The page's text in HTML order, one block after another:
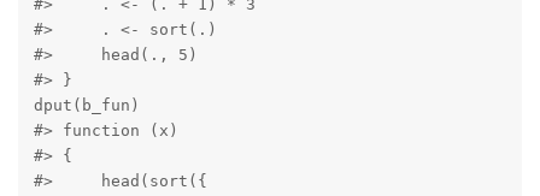
#>     . <- (. + 1) * 3
#>     . <- sort(.)
#>     head(., 5)
#> }
dput(b_fun)
#> function (x)
#> {
#>     head(sort({